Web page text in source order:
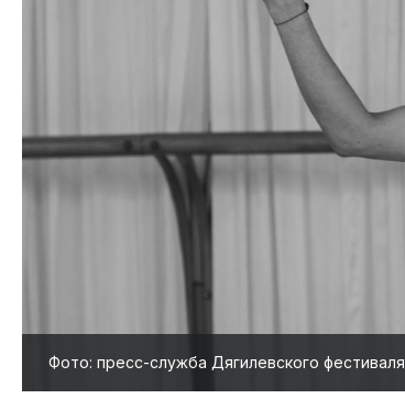
Фото: пресс-служба Дягилевского фестиваля